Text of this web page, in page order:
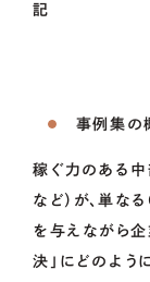
記
事例集の
稼ぐ力のある
など）が、単な
を与えながら
決」にどのよう